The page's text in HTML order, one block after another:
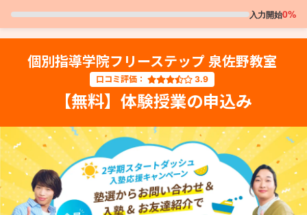
入力開始0%
個別指導学院フリーステップ 泉佐野教室
口コミ評価： 3.9
【無料】体験授業の申込み